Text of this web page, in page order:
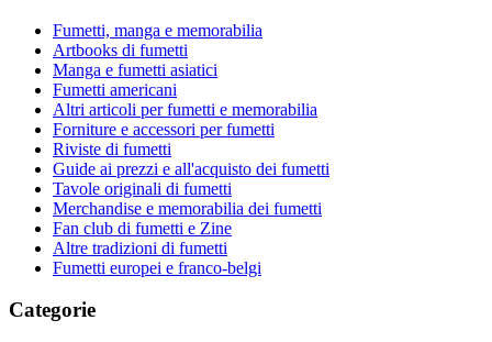
Fumetti, manga e memorabilia
Artbooks di fumetti
Manga e fumetti asiatici
Fumetti americani
Altri articoli per fumetti e memorabilia
Forniture e accessori per fumetti
Riviste di fumetti
Guide ai prezzi e all'acquisto dei fumetti
Tavole originali di fumetti
Merchandise e memorabilia dei fumetti
Fan club di fumetti e Zine
Altre tradizioni di fumetti
Fumetti europei e franco-belgi
Categorie